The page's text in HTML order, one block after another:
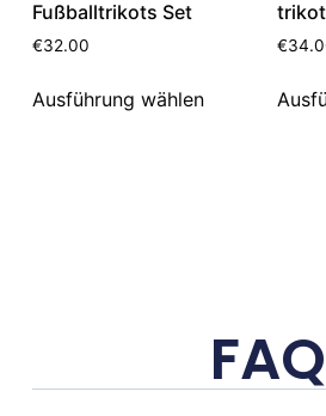
Fußballtrikots Set
€32.00
Ausführung wählen
€
FAQ